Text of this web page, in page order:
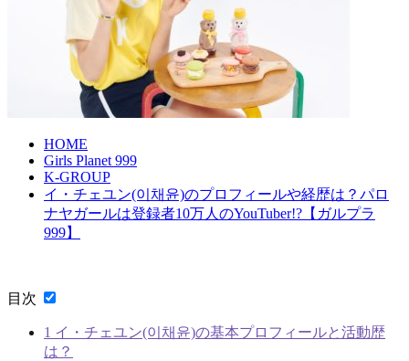
HOME
Girls Planet 999
K-GROUP
イ・チェユン(이채윤)のプロフィールや経歴は？パロ
ナヤガールは登録者10万人のYouTuber!?【ガルプラ
999】
目次
1 イ・チェユン(이채윤)の基本プロフィールと活動歴
は？